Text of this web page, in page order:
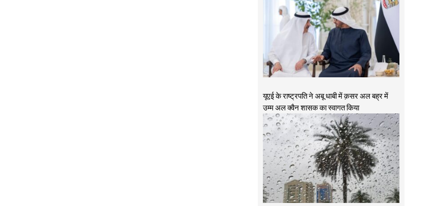
यूएई के राष्ट्रपति ने अबू धाबी में क़सर अल बह्र में
उम्म अल क्वैन शासक का स्वागत किया